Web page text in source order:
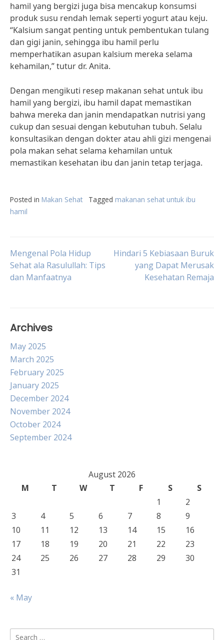
hamil yang bergizi juga bisa mencakup konsumsi
produk susu rendah lemak seperti yogurt atau keju.
“Kalsium sangat penting untuk pembentukan tulang
dan gigi janin, sehingga ibu hamil perlu
memperhatikan asupan kalsium mereka selama
kehamilan,” tutur dr. Anita.
Dengan mengikuti resep makanan sehat untuk ibu
hamil yang bergizi, ibu hamil dapat memastikan
bahwa mereka dan janin mendapatkan nutrisi yang
cukup dan sesuai dengan kebutuhan tubuh. Selalu
konsultasikan dengan dokter atau ahli gizi mengenai
pola makan sehat selama kehamilan untuk
memastikan kesehatan ibu dan janin tetap terjaga.
Posted in Makan Sehat Tagged makanan sehat untuk ibu
hamil
Post
navigation
Mengenal Pola Hidup
Sehat ala Rasulullah: Tips
dan Manfaatnya
Hindari 5 Kebiasaan Buruk
yang Dapat Merusak
Kesehatan Remaja
Archives
May 2025
March 2025
February 2025
January 2025
December 2024
November 2024
October 2024
September 2024
August 2026
M
T W T F S
S
1
2
3
4 5 6 7 8
9
10
11 12 13 14 15
16
17
18 19 20 21 22
23
24
25 26 27 28 29
30
31
« May
Search